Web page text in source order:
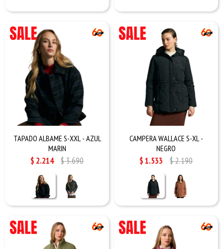
TAPADO ALBAME S-XXL - AZUL
MARIN
$ 2.214 $3.690
CAMPERA WALLACE S-XL -
NEGRO
$1.533 $2.190